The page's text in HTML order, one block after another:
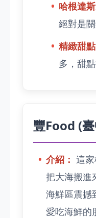
哈根達
絕對是
精緻甜點
多，甜點
豐Food (
介紹： 這
把大海搬進
海鮮區震撼
愛吃海鮮的